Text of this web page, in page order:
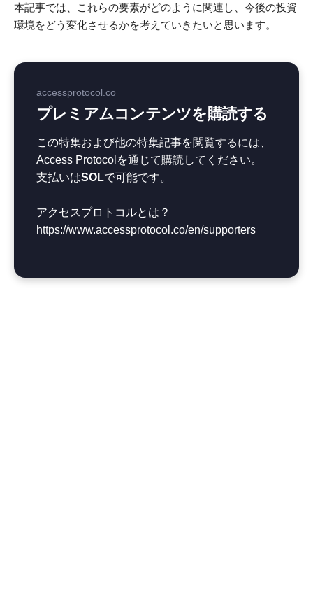
本記事では、これらの要素がどのように関連し、今後の投資
環境をどう変化させるかを考えていきたいと思います。
accessprotocol.co
プレミアムコンテンツを購読する
この特集および他の特集記事を閲覧するには、
Access Protocolを通じて購読してください。
支払いはSOLで可能です。
アクセスプロトコルとは？
https://www.accessprotocol.co/en/supporters